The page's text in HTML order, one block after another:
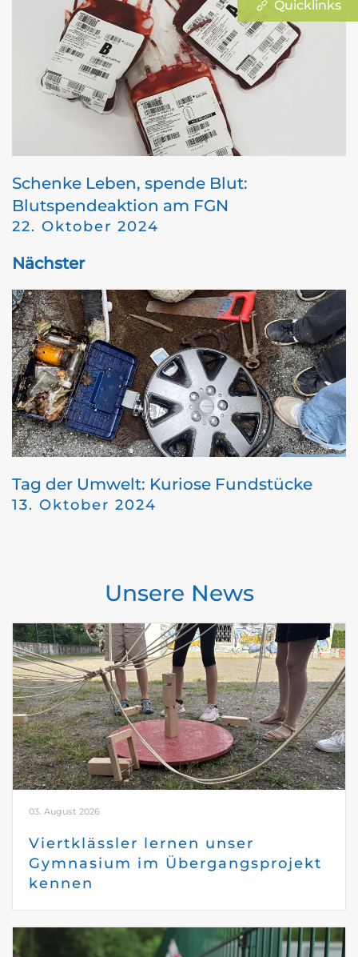
Schenke Leben, spende Blut:
Blutspendeaktion am FGN
22. Oktober 2024
Nächster
Tag der Umwelt: Kuriose Fundstücke
13. Oktober 2024
Unsere News
03. August 2026
Viertklässler lernen unser
Gymnasium im Übergangsprojekt
kennen
Quicklinks